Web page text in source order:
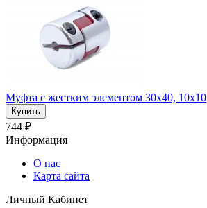
Муфта с жестким элементом 30x40, 10x10
744 ₽
Информация
О нас
Карта сайта
Личный Кабинет